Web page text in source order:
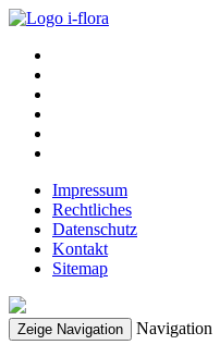
Impressum
Rechtliches
Datenschutz
Kontakt
Sitemap
Zeige Navigation Navigation